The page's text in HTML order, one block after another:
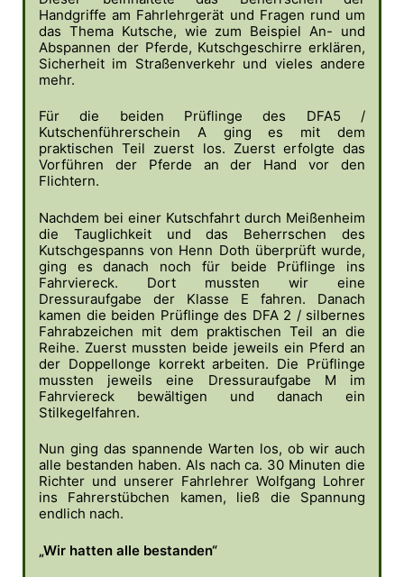
Handgriffe am Fahrlehrgerät und Fragen rund um
das Thema Kutsche, wie zum Beispiel An- und
Abspannen der Pferde, Kutschgeschirre erklären,
Sicherheit im Straßenverkehr und vieles andere
mehr.
Für die beiden Prüflinge des DFA5 /
Kutschenführerschein A ging es mit dem
praktischen Teil zuerst los. Zuerst erfolgte das
Vorführen der Pferde an der Hand vor den
Flichtern.
Nachdem bei einer Kutschfahrt durch Meißenheim
die Tauglichkeit und das Beherrschen des
Kutschgespanns von Henn Doth überprüft wurde,
ging es danach noch für beide Prüflinge ins
Fahrviereck. Dort mussten wir eine
Dressuraufgabe der Klasse E fahren. Danach
kamen die beiden Prüflinge des DFA 2 / silbernes
Fahrabzeichen mit dem praktischen Teil an die
Reihe. Zuerst mussten beide jeweils ein Pferd an
der Doppellonge korrekt arbeiten. Die Prüflinge
mussten jeweils eine Dressuraufgabe M im
Fahrviereck bewältigen und danach ein
Stilkegelfahren.
Nun ging das spannende Warten los, ob wir auch
alle bestanden haben. Als nach ca. 30 Minuten die
Richter und unserer Fahrlehrer Wolfgang Lohrer
ins Fahrerstübchen kamen, ließ die Spannung
endlich nach.
„Wir hatten alle bestanden“